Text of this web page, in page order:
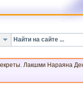
Лакшми Нараяна